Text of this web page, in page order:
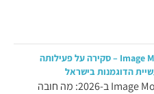
Image Models Agency – סקירה על פעילותה
הדוגמנות בישראל
Image Models Agency ב-2026: מה חובה